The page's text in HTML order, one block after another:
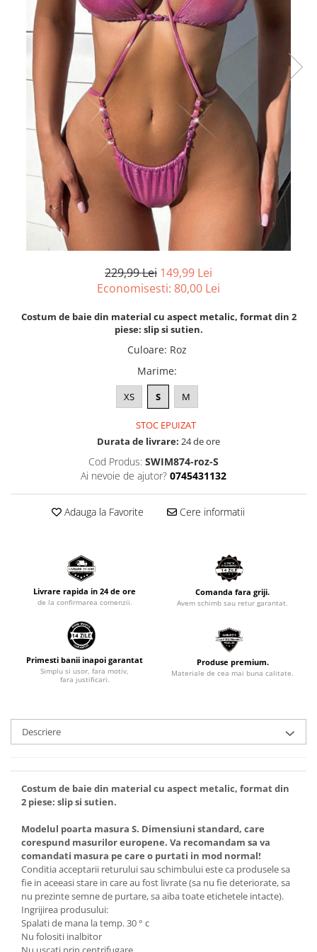
229,99 Lei 149,99 Lei
Economisesti: 80,00 Lei
Costum de baie din material cu aspect metalic, format din 2
piese: slip si sutien.
Culoare: Roz
Marime:
XS S M
STOC EPUIZAT
Durata de livrare: 24 de ore
Cod Produs: SWIM874-roz-S
Ai nevoie de ajutor? 0745431132
Adauga la Favorite Cere informatii
Livrare rapida in 24 de ore
de la confirmarea comenzii.
Comanda fara griji.
Avem schimb sau retur garantat.
Primesti banii inapoi garantat
Simplu si usor, fara motiv,
fara justificari.
Produse premium.
Materiale de cea mai buna calitate.
Descriere
Costum de baie din material cu aspect metalic, format din
2 piese: slip si sutien.
Modelul poarta masura S. Dimensiuni standard, care
corespund masurilor europene. Va recomandam sa va
comandati masura pe care o purtati in mod normal!
Conditia acceptarii returului sau schimbului este ca produsele sa
fie in aceeasi stare in care au fost livrate (sa nu fie deteriorate, sa
nu prezinte semne de purtare, sa aiba toate etichetele intacte).
Ingrijirea produsului:
Spalati de mana la temp. 30 ° c
Nu folositi inalbitor